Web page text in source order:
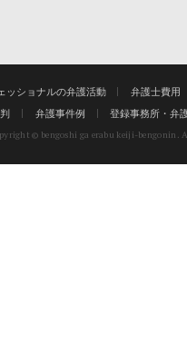
ッショナルの弁護活動
弁護士費用
弁護事件例 登録事務所・弁
© bengoshi ga erabu keiji-bengonin.